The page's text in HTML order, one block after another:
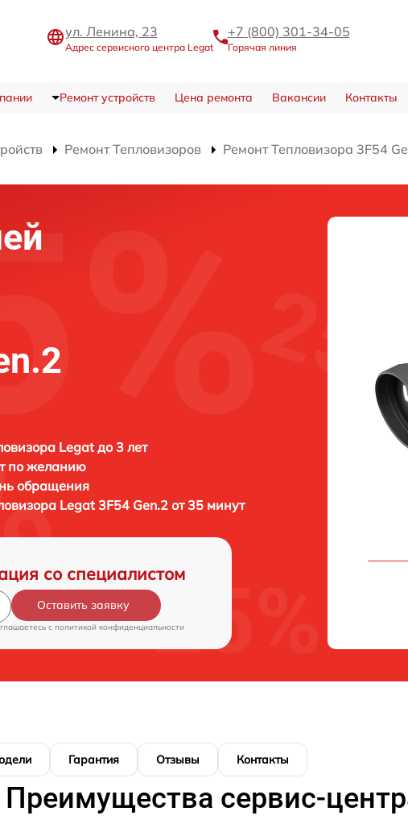
ул. Ленина, 23
Адрес сервисного центра Legat
+7 (800) 301-34-05
Горячая линия
Ремонт устройств Цена ремонта Вакансии Контакты
Ремонт Тепловизоров Ремонт Тепловизора 3F54
Legat до 3 лет
по желанию
обращения
Legat 3F54 Gen.2 от 35 минут
со специалистом
Оставить заявку
c политикой конфиденциальности
Гарантия Отзывы Контакты
Преимущества сервис-